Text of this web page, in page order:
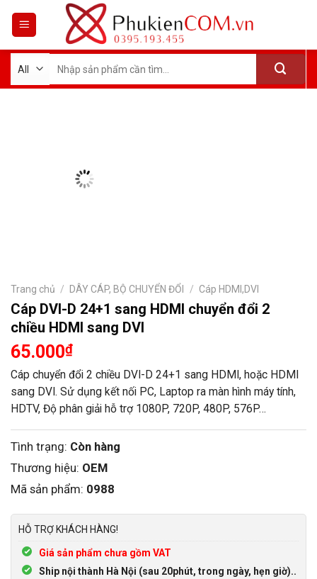
kiếm:
Trang chủ / DÂY CÁP, BỘ CHUYỂN ĐỔI / Cáp HDMI,DVI
Cáp DVI-D 24+1 sang HDMI chuyển đổi 2
chiều HDMI sang DVI
65.000₫
Cáp chuyển đổi 2 chiều DVI-D 24+1 sang HDMI, hoặc HDMI
sang DVI. Sử dụng kết nối PC, Laptop ra màn hình máy tính,
HDTV, Độ phân giải hỗ trợ 1080P, 720P, 480P, 576P…
Tình trạng: Còn hàng
Thương hiệu: OEM
Mã sản phẩm: 0988
HỖ TRỢ KHÁCH HÀNG!
Giá sản phẩm chưa gồm VAT
Ship nội thành Hà Nội (sau 20phút, trong ngày, hẹn giờ)..